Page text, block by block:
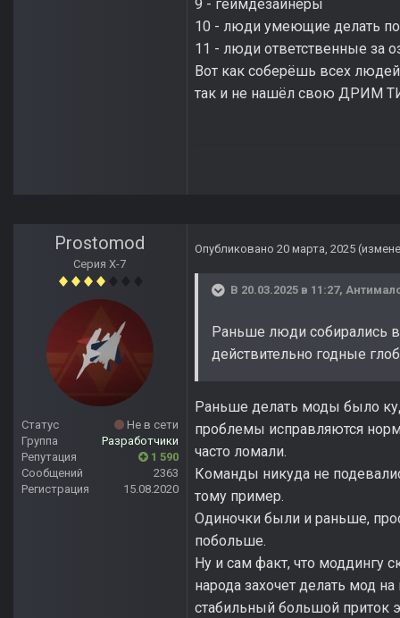
9 - геймдезайнеры
10 - люди умеющие делать
11 - люди ответственные за
Вот как соберёшь всех
так и не нашёл свою ДРИМ
Prostomod
Серия Х-7
Статус
Не в сети
Группа
Разработчики
Репутация
1 590
Сообщений
2363
Регистрация
15.08.2020
Опубликовано 20 марта, 2025
В 20.03.2025 в 11:27,
Раньше люди собирались
действительно годные
Раньше делать моды было
проблемы исправляются
часто ломали.
Команды никуда не
тому пример.
Одиночки были и раньше,
побольше.
Ну и сам факт, что моддингу
народа захочет делать мод
стабильный большой приток